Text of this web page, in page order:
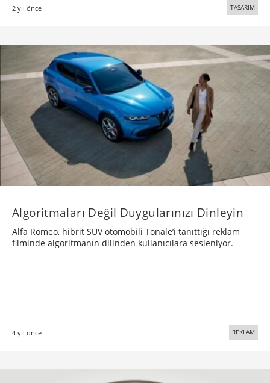
2 yıl önce TASARIM
Algoritmaları Değil Duygularınızı Dinleyin
Alfa Romeo, hibrit SUV otomobili Tonale’i tanıttığı reklam
filminde algoritmanın dilinden kullanıcılara sesleniyor.
4 yıl önce REKLAM